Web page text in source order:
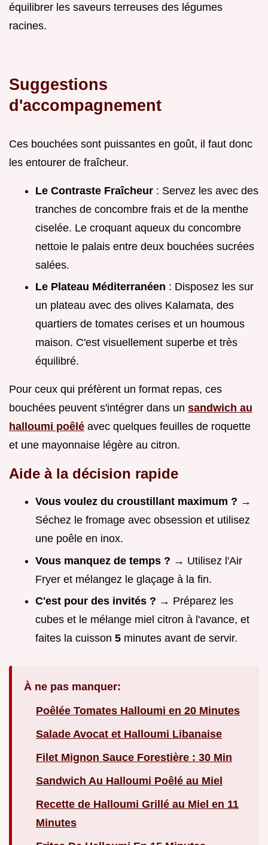
équilibrer les saveurs terreuses des légumes
racines.
Suggestions
d'accompagnement
Ces bouchées sont puissantes en goût, il faut donc
les entourer de fraîcheur.
Le Contraste Fraîcheur : Servez les avec des
tranches de concombre frais et de la menthe
ciselée. Le croquant aqueux du concombre
nettoie le palais entre deux bouchées sucrées
salées.
Le Plateau Méditerranéen : Disposez les sur
un plateau avec des olives Kalamata, des
quartiers de tomates cerises et un houmous
maison. C'est visuellement superbe et très
équilibré.
Pour ceux qui préfèrent un format repas, ces
bouchées peuvent s'intégrer dans un sandwich au
halloumi poêlé avec quelques feuilles de roquette
et une mayonnaise légère au citron.
Aide à la décision rapide
Vous voulez du croustillant maximum ? →
Séchez le fromage avec obsession et utilisez
une poêle en inox.
Vous manquez de temps ? → Utilisez l'Air
Fryer et mélangez le glaçage à la fin.
C'est pour des invités ? → Préparez les
cubes et le mélange miel citron à l'avance, et
faites la cuisson 5 minutes avant de servir.
À ne pas manquer:
Poêlée Tomates Halloumi en 20 Minutes
Salade Avocat et Halloumi Libanaise
Filet Mignon Sauce Forestière : 30 Min
Sandwich Au Halloumi Poêlé au Miel
Recette de Halloumi Grillé au Miel en 11
Minutes